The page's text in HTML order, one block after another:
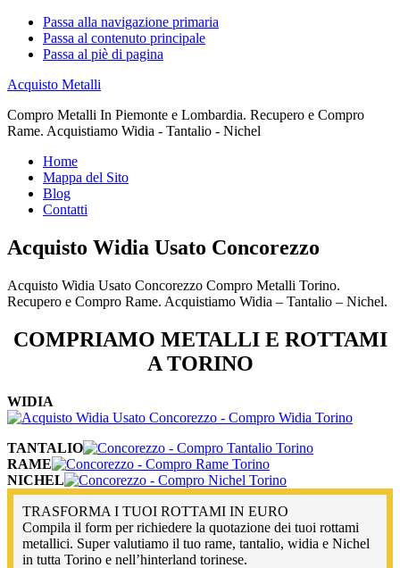
Passa alla navigazione primaria
Passa al contenuto principale
Passa al piè di pagina
Acquisto Metalli
Compro Metalli In Piemonte e Lombardia. Recupero e Compro
Rame. Acquistiamo Widia - Tantalio - Nichel
Home
Mappa del Sito
Blog
Contatti
Acquisto Widia Usato Concorezzo
Acquisto Widia Usato Concorezzo Compro Metalli Torino.
Recupero e Compro Rame. Acquistiamo Widia – Tantalio – Nichel.
COMPRIAMO METALLI E ROTTAMI
A TORINO
WIDIA
TANTALIO
RAME
NICHEL
TRASFORMA I TUOI ROTTAMI IN EURO
Compila il form per richiedere la quotazione dei tuoi rottami
metallici. Super valutiamo il tuo rame, tantalio, widia e Nichel
in tutta Torino e nell’hinterland torinese.